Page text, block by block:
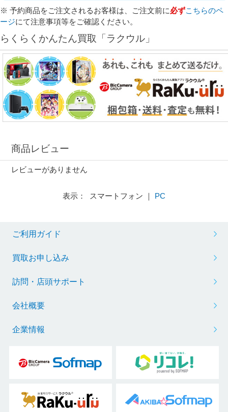
※ 予約商品をご注文されるお客様は、ご注文前に必ずこちらのペ
ージにて注意事項等をご確認ください。
らくらくかんたん買取「ラクウル」
商品レビュー
レビューがありません
表示： スマートフォン ｜ PC
ご利用ガイド
買取お申し込み
訪問・店頭サポート
会社概要
企業情報